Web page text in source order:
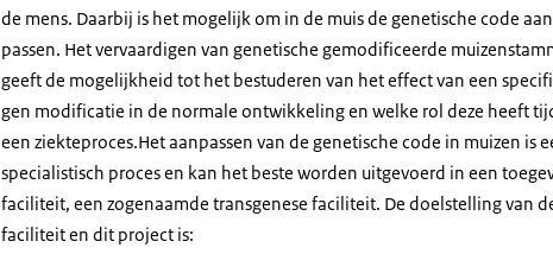
de mens. Daarbij is het mogelijk om in de muis de genetische code
passen. Het vervaardigen van genetische gemodificeerde
geeft de mogelijkheid tot het bestuderen van het effect van een
gen modificatie in de normale ontwikkeling en welke rol deze heeft
een ziekteproces.Het aanpassen van de genetische code in muizen is
specialistisch proces en kan het beste worden uitgevoerd in een
faciliteit, een zogenaamde transgenese faciliteit. De doelstelling van
faciliteit en dit project is: